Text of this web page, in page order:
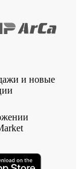
и новые